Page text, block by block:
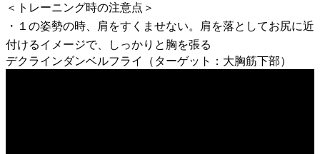
＜トレーニング時の注意点＞
・１の姿勢の時、肩をすくませない。肩を落としてお尻に近
付けるイメージで、しっかりと胸を張る
デクラインダンベルフライ（ターゲット：大胸筋下部）